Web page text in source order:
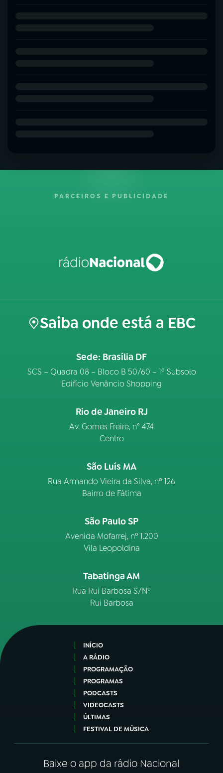
PARCEIROS E PUBLICIDADE
Saiba onde está a EBC
Sede: Brasília DF
SCS – Quadra 08 – Bloco B 50/60 – 1º Subsolo
Edifício Venâncio Shopping
Rio de Janeiro RJ
Av. Gomes Freire, n° 474
Centro
São Luís MA
Rua Armando Vieira da Silva, nº 126
Bairro de Fátima
São Paulo SP
Avenida Mofarrej, nº 1.200
Vila Leopoldina
Tabatinga AM
Rua Rui Barbosa S/Nº
Rui Barbosa
INÍCIO
A RÁDIO
PROGRAMAÇÃO
PROGRAMAS
PODCASTS
VIDEOCASTS
ÚLTIMAS
FESTIVAL DE MÚSICA
Baixe o app da rádio Nacional